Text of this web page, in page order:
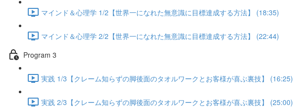
マインド＆心理学 1/2【世界一になれた無意識に目標達成する方法】 (18:35)
マインド＆心理学 2/2【世界一になれた無意識に目標達成する方法】 (22:44)
Program 3
実践 1/3【クレーム知らずの脚後面のタオルワークとお客様が喜ぶ裏技】 (16:25)
実践 2/3【クレーム知らずの脚後面のタオルワークとお客様が喜ぶ裏技】 (25:00)